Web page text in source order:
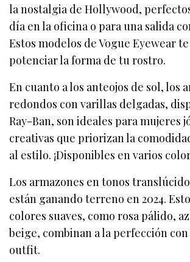
la nostalgia de Hollywood,
día en la oficina o para una salida
Estos modelos de Vogue Eyewear
potenciar la forma de tu rostro.
En cuanto a los anteojos de sol, los
redondos con varillas delgadas,
Ray-Ban, son ideales para mujeres
creativas que priorizan la
al estilo. ¡Disponibles en varios
Los armazones en tonos
están ganando terreno en 2024.
colores suaves, como rosa pálido,
beige, combinan a la perfección
outfit.